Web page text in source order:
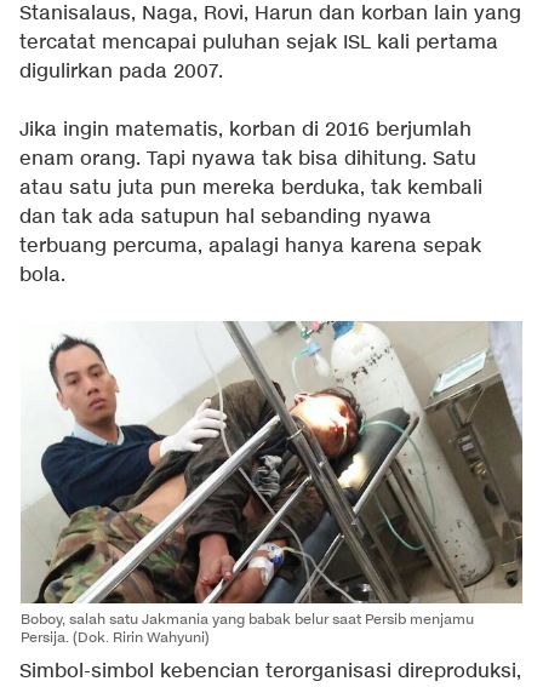
Stanisalaus, Naga, Rovi, Harun dan korban lain yang
tercatat mencapai puluhan sejak ISL kali pertama
digulirkan pada 2007.
Jika ingin matematis, korban di 2016 berjumlah
enam orang. Tapi nyawa tak bisa dihitung. Satu
atau satu juta pun mereka berduka, tak kembali
dan tak ada satupun hal sebanding nyawa
terbuang percuma, apalagi hanya karena sepak
bola.
Boboy, salah satu Jakmania yang babak belur saat Persib menjamu
Persija. (Dok. Ririn Wahyuni)
Simbol-simbol kebencian terorganisasi direproduksi,